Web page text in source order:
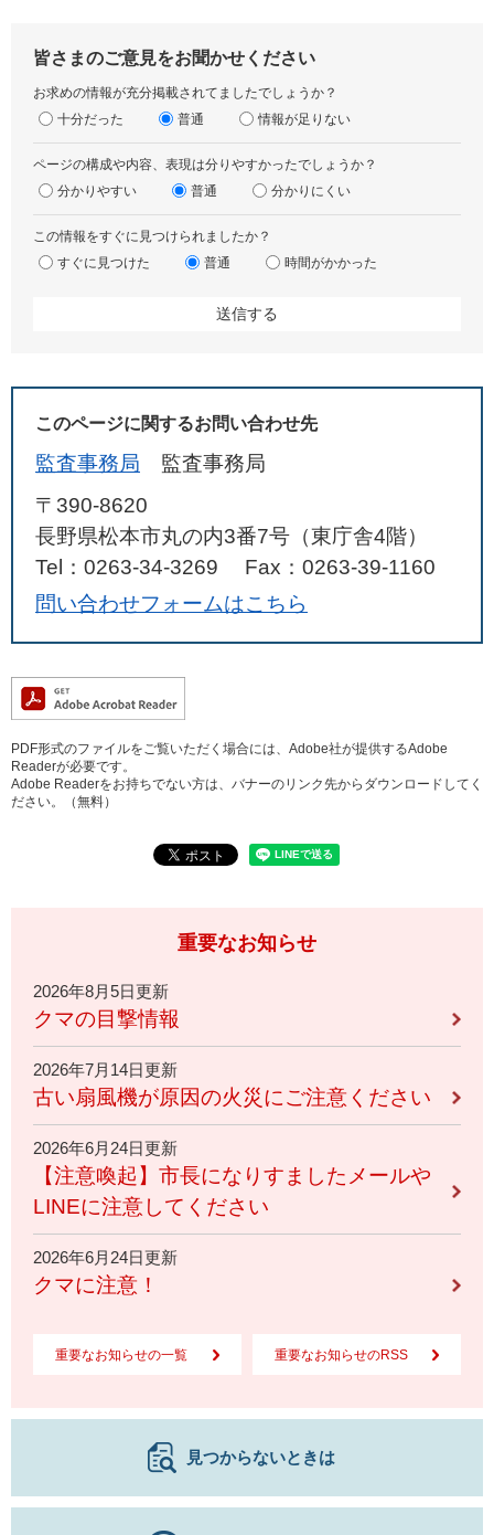
皆さまのご意見をお聞かせください
お求めの情報が充分掲載されてましたでしょうか？
十分だった
普通 情報が足りない
ページの構成や内容、表現は分りやすかったでしょうか？
分かりやすい
普通 分かりにくい
この情報をすぐに見つけられましたか？
すぐに見つけた
普通 時間がかかった
このページに関するお問い合わせ先
監査事務局
監査事務局
〒390-8620
長野県松本市丸の内3番7号（東庁舎4階）
Tel：0263-34-3269
Fax：0263-39-1160
問い合わせフォームはこちら
PDF形式のファイルをご覧いただく場合には、Adobe社が提供するAdobe
Readerが必要です。
Adobe Readerをお持ちでない方は、バナーのリンク先からダウンロードしてく
ださい。（無料）
重要なお知らせ
2026年8月5日更新
クマの目撃情報
2026年7月14日更新
古い扇風機が原因の火災にご注意ください
2026年6月24日更新
【注意喚起】市長になりすましたメールや
LINEに注意してください
2026年6月24日更新
クマに注意！
重要なお知らせの一覧 重要なお知らせのRSS
見つからないときは